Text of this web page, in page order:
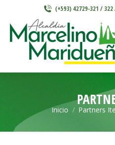
(+593) 42729-321 / 322
Estás aquí:
Inicio Partners